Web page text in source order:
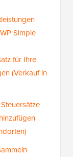
Simple
für Ihre
(Verkauf in